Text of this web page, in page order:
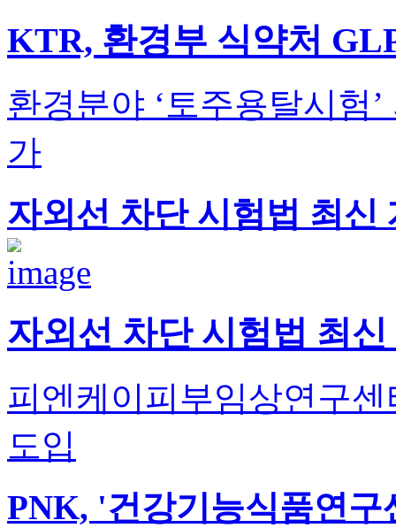
KTR, 환경부 식약처
환경분야 ‘토주용탈시험
가
자외선 차단 시험법 최신
자외선 차단 시험법 최
피엔케이피부임상연구
도입
PNK, '건강기능식품연구